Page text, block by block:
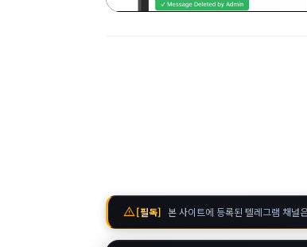
warning[필독] 본 사이트에 등록된 텔레그램 채널